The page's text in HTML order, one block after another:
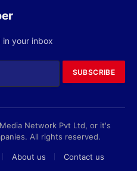
in your inbox
SUBSCRIBE
Network Pvt Ltd, or it's
All rights reserved.
About us Contact us